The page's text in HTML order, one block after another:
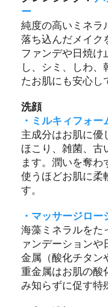
ー
純度の高いミネラ
落ち込んだメイク
ファンデや日焼け
し、シミ、しわ、
たお肌にも安心し
洗顔
・ミルキィフォー
主成分はお肌に優
ほこり、雑菌、古
ます。潤いを奪
使うほどお肌に柔
す。
・マッサージロー
海藻ミネラルをた
ァンデーション
金属（酸化チタン
重金属はお肌の酸
み知らずに促す特